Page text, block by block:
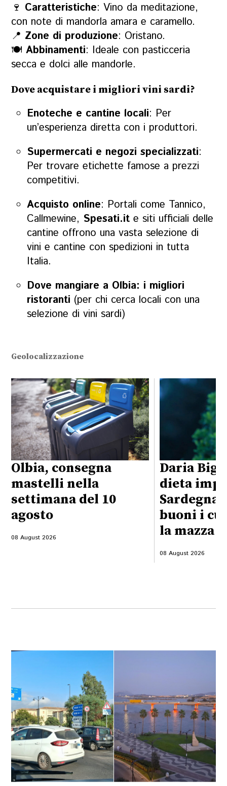
🍷 Caratteristiche: Vino da meditazione,
con note di mandorla amara e caramello.
📍 Zone di produzione: Oristano.
🍽Abbinamenti: Ideale con pasticceria
secca e dolci alle mandorle.
Dove acquistare i migliori vini sardi?
Enoteche e cantine locali: Per
un’esperienza diretta con i produttori.
Supermercati e negozi specializzati:
Per trovare etichette famose a prezzi
competitivi.
Acquisto online: Portali come Tannico,
Callmewine, Spesati.ite siti ufficiali delle
cantine offrono una vasta selezione di
vini e cantine con spedizioni in tutta
Italia.
Dove mangiare a Olbia: i migliori
ristoranti (per chi cerca locali con una
selezione di vini sardi)
Geolocalizzazione
Olbia, consegna
mastelli nella
settimana del 10
agosto
08 August 2026
Daria
dieta
Sardegna:
buoni i
la mazza
08 August 2026